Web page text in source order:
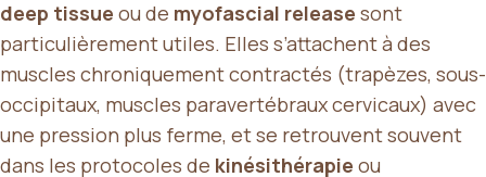
deep tissue ou de myofascial release sont
particulièrement utiles. Elles s’attachent à des
muscles chroniquement contractés (trapèzes, sous-
occipitaux, muscles paravertébraux cervicaux) avec
une pression plus ferme, et se retrouvent souvent
dans les protocoles de kinésithérapie ou